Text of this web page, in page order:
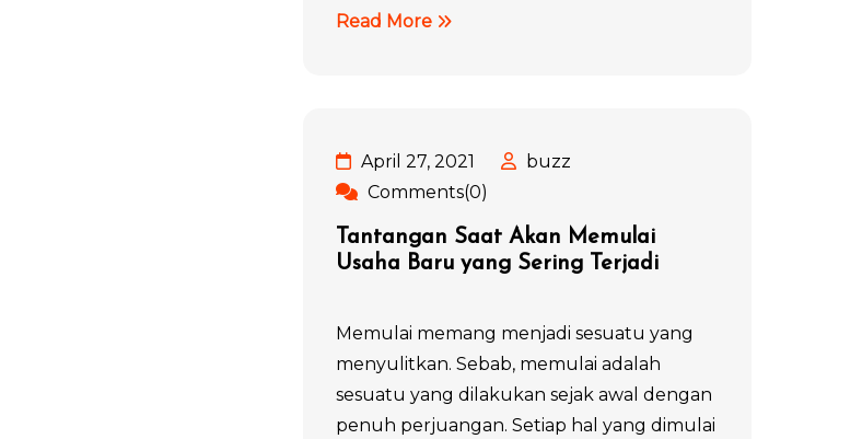
Read More
April 27, 2021
buzz
Comments(0)
Tantangan Saat Akan Memulai
Usaha Baru yang Sering Terjadi
Memulai memang menjadi sesuatu yang
menyulitkan. Sebab, memulai adalah
sesuatu yang dilakukan sejak awal dengan
penuh perjuangan. Setiap hal yang dimulai